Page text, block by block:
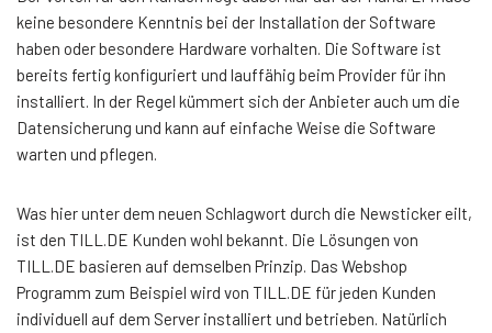
keine besondere Kenntnis bei der Installation der Software
haben oder besondere Hardware vorhalten. Die Software ist
bereits fertig konfiguriert und lauffähig beim Provider für ihn
installiert. In der Regel kümmert sich der Anbieter auch um die
Datensicherung und kann auf einfache Weise die Software
warten und pflegen.
Was hier unter dem neuen Schlagwort durch die Newsticker eilt,
ist den TILL.DE Kunden wohl bekannt. Die Lösungen von
TILL.DE basieren auf demselben Prinzip. Das Webshop
Programm zum Beispiel wird von TILL.DE für jeden Kunden
individuell auf dem Server installiert und betrieben. Natürlich